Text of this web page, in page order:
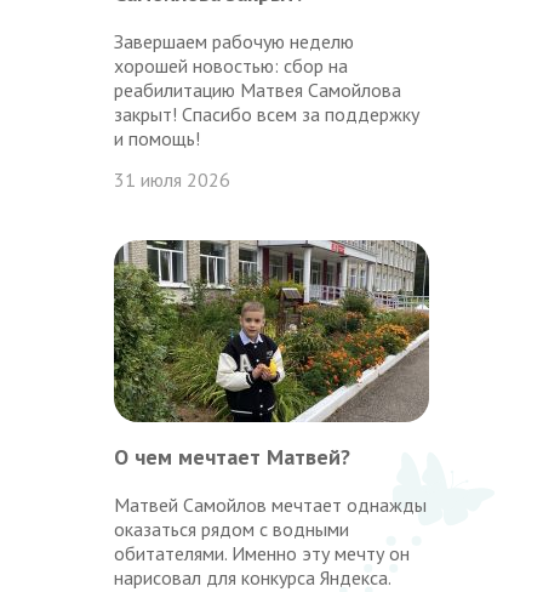
Завершаем рабочую неделю
хорошей новостью: сбор на
реабилитацию Матвея Самойлова
закрыт! Спасибо всем за поддержку
и помощь!
31 июля 2026
О чем мечтает Матвей?
Матвей Самойлов мечтает однажды
оказаться рядом с водными
обитателями. Именно эту мечту он
нарисовал для конкурса Яндекса.